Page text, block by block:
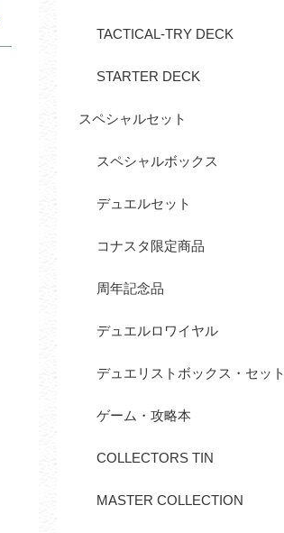
TACTICAL-TRY DECK
STARTER DECK
スペシャルセット
スペシャルボックス
デュエルセット
コナスタ限定商品
周年記念品
デュエルロワイヤル
デュエリストボックス・セット
ゲーム・攻略本
COLLECTORS TIN
MASTER COLLECTION